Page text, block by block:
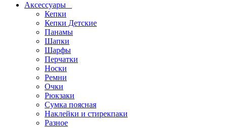
Аксессуары
Кепки
Кепки Детские
Панамы
Шапки
Шарфы
Перчатки
Носки
Ремни
Очки
Рюкзаки
Сумка поясная
Наклейки и стирекпаки
Разное